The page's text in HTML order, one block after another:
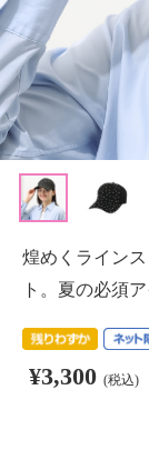
煌めくライン
ト。夏の必須
¥3,300 (税込)